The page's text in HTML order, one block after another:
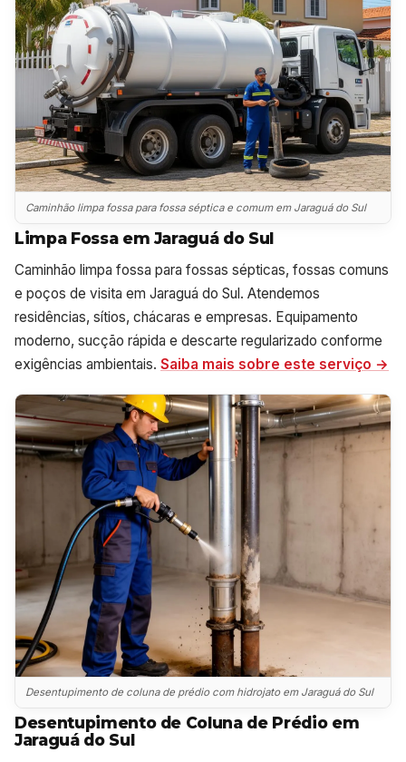
Caminhão limpa fossa para fossa séptica e comum em Jaraguá do Sul
Limpa Fossa em Jaraguá do Sul
Caminhão limpa fossa para fossas sépticas, fossas comuns
e poços de visita em Jaraguá do Sul. Atendemos
residências, sítios, chácaras e empresas. Equipamento
moderno, sucção rápida e descarte regularizado conforme
exigências ambientais. Saiba mais sobre este serviço →
Desentupimento de coluna de prédio com hidrojato em Jaraguá do Sul
Desentupimento de Coluna de Prédio em
Jaraguá do Sul